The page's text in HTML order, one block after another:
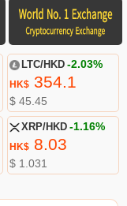
LTC/HKD -2.03%
HK$354.1
$ 45.45
XRP/HKD -1.16%
HK$8.03
$ 1.031